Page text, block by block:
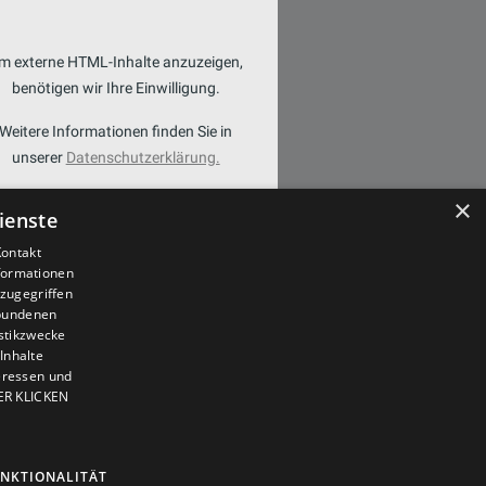
externe HTML-Inhalte anzuzeigen,
benötigen wir Ihre Einwilligung.
Weitere Informationen finden Sie in
unserer Datenschutzerklärung.
COOKIE-EINSTELLUNGEN
×
und
KLICKEN